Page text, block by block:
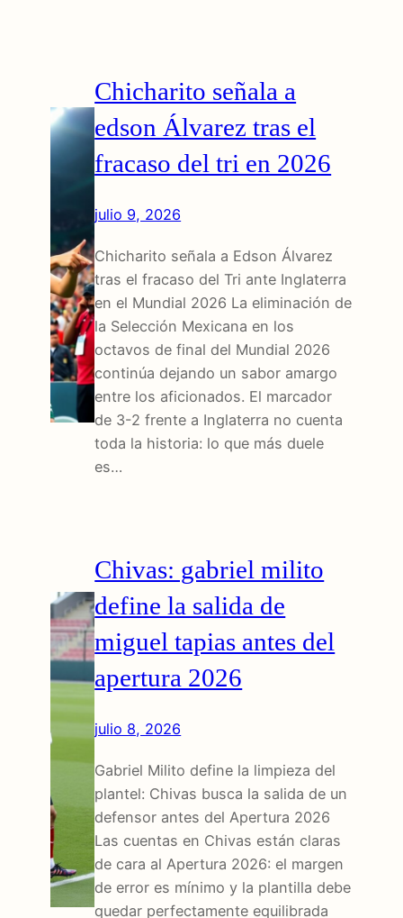
Chicharito señala a
edson Álvarez tras el
fracaso del tri en 2026
julio 9, 2026
Chicharito señala a Edson Álvarez
tras el fracaso del Tri ante Inglaterra
en el Mundial 2026 La eliminación de
la Selección Mexicana en los
octavos de final del Mundial 2026
continúa dejando un sabor amargo
entre los aficionados. El marcador
de 3-2 frente a Inglaterra no cuenta
toda la historia: lo que más duele
es…
Chivas: gabriel milito
define la salida de
miguel tapias antes del
apertura 2026
julio 8, 2026
Gabriel Milito define la limpieza del
plantel: Chivas busca la salida de un
defensor antes del Apertura 2026
Las cuentas en Chivas están claras
de cara al Apertura 2026: el margen
de error es mínimo y la plantilla debe
quedar perfectamente equilibrada